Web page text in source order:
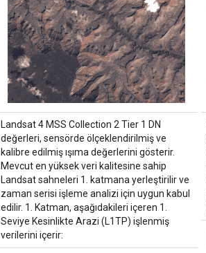
Landsat 4 MSS Collection 2 Tier 1 DN
değerleri, sensörde ölçeklendirilmiş ve
kalibre edilmiş ışıma değerlerini gösterir.
Mevcut en yüksek veri kalitesine sahip
Landsat sahneleri 1. katmana yerleştirilir ve
zaman serisi işleme analizi için uygun kabul
edilir. 1. Katman, aşağıdakileri içeren 1.
Seviye Kesinlikte Arazi (L1TP) işlenmiş
verilerini içerir: